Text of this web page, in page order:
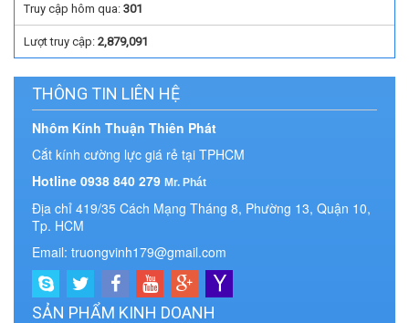
Truy cập hôm qua: 301
Lượt truy cập: 2,879,091
THÔNG TIN LIÊN HỆ
Nhôm Kính Thuận Thiên Phát
Cắt kính cường lực giá rẻ tại TPHCM
Hotline 0938 840 279 Mr. Phát
Địa chỉ 419/35 Cách Mạng Tháng 8, Phường 13, Quận 10,
Tp. HCM
Email: truongvinh179@gmail.com
SẢN PHẨM KINH DOANH